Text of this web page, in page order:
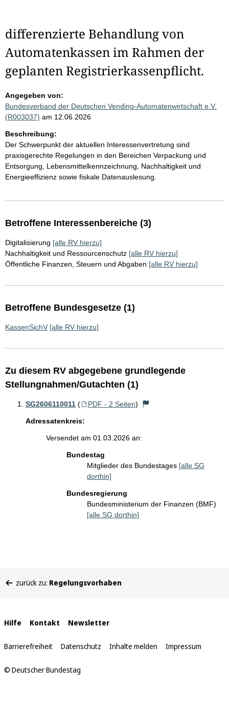
differenzierte Behandlung von
Automatenkassen im Rahmen der
geplanten Registrierkassenpflicht.
Angegeben von:
Bundesverband der Deutschen Vending-Automatenwirtschaft e.V.
(R003037) am 12.06.2026
Beschreibung:
Der Schwerpunkt der aktuellen Interessenvertretung sind
praxisgerechte Regelungen in den Bereichen Verpackung und
Entsorgung, Lebensmittelkennzeichnung, Nachhaltigkeit und
Energieeffizienz sowie fiskale Datenauslesung.
Betroffene Interessenbereiche (3)
Digitalisierung [alle RV hierzu]
Nachhaltigkeit und Ressourcenschutz [alle RV hierzu]
Öffentliche Finanzen, Steuern und Abgaben [alle RV hierzu]
Betroffene Bundesgesetze (1)
KassenSichV [alle RV hierzu]
Zu diesem RV abgegebene grundlegende
Stellungnahmen/Gutachten (1)
SG2606110011 ( PDF - 2 Seiten)
Adressatenkreis:
Versendet am 01.03.2026 an:
Bundestag
Mitglieder des Bundestages [alle SG
dorthin]
Bundesregierung
Bundesministerium der Finanzen (BMF)
[alle SG dorthin]
befinden
zurück zu: Regelungsvorhaben
Interne
Links
Hilfe Kontakt Newsletter
Barrierefreiheit Datenschutz Inhalte melden Impressum
© Deutscher Bundestag